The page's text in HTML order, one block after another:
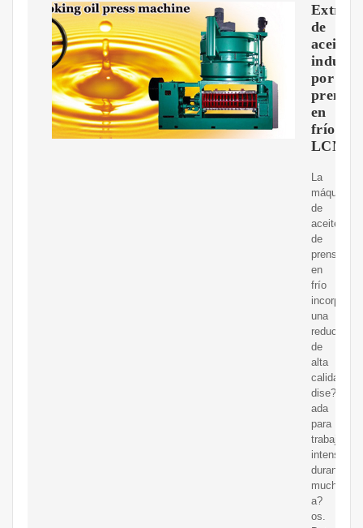
de
aceite
por
en
frío
La
máquina
de
aceite
de
prensa
en
frío
incorpora
una
reductora
de
alta
calidad,
dise?
ada
para
trabajos
intensivos
durante
muchos
a?
os.